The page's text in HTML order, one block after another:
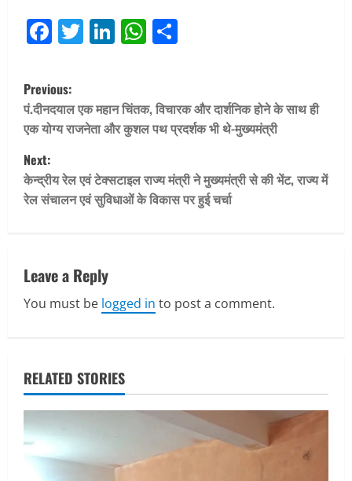
Facebook
Twitter
LinkedIn
WhatsApp
P
o
s
t
n
v
i
a
t
i
Previous:
पं.दीनदयाल एक महान चिंतक, विचारक और दार्शनिक होने के साथ ही
एक योग्य राजनेता और कुशल पथ प्रदर्शक भी थे-मुख्यमंत्री
Next:
केन्द्रीय रेल एवं टेक्सटाइल राज्य मंत्री ने मुख्यमंत्री से की भेंट, राज्य में
रेल संचालन एवं सुविधाओं के विकास पर हुई चर्चा
Leave a Reply
You must be logged in to post a comment.
RELATED STORIES